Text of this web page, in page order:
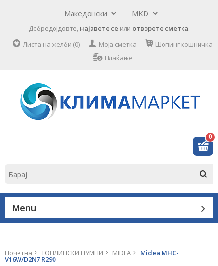
Добредојдовте, најавете се или отворете сметка.
Листа на желби (0)
Моја сметка
Шопинг кошничка
Плаќање
0
Menu
Почетна ТОПЛИНСКИ ПУМПИ MIDEA Midea MHC-
V16W/D2N7 R290